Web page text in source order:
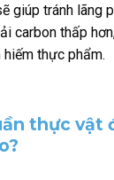
giúp tránh lãng
carbon thấp
thực phẩm.
thực vật